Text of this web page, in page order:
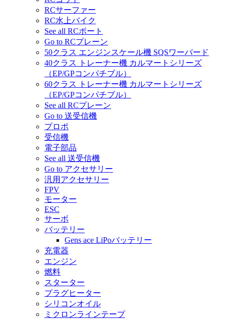
RCサーファー
RC水上バイク
See all RCボート
Go to RCプレーン
50クラス エンジンスケール機 SQSワーバード
40クラス トレーナー機 カルマートシリーズ
（EP/GPコンパチブル）
60クラス トレーナー機 カルマートシリーズ
（EP/GPコンパチブル）
See all RCプレーン
Go to 送受信機
プロポ
受信機
電子部品
See all 送受信機
Go to アクセサリー
汎用アクセサリー
FPV
モーター
ESC
サーボ
バッテリー
Gens ace LiPoバッテリー
充電器
エンジン
燃料
スターター
プラグヒーター
シリコンオイル
ミクロンラインテープ